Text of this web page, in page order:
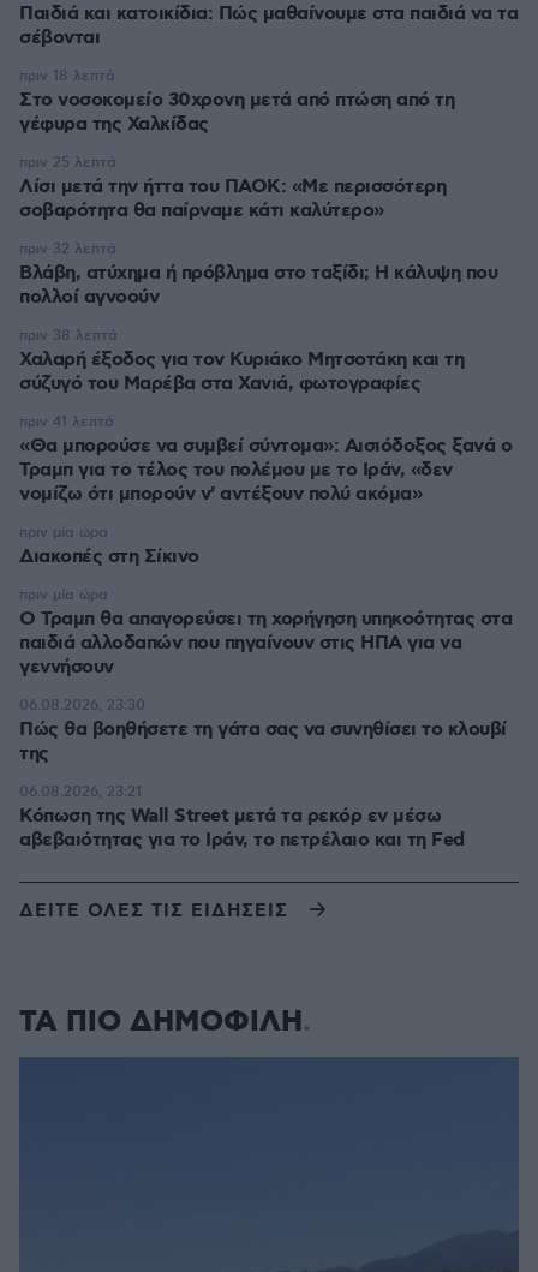
Παιδιά και κατοικίδια: Πώς μαθαίνουμε στα παιδιά να τα
σέβονται
Στο νοσοκομείο 30χρονη μετά από πτώση από τη
γέφυρα της Χαλκίδας
πριν 18 λεπτά
Λίσι μετά την ήττα του ΠΑΟΚ: «Με περισσότερη
σοβαρότητα θα παίρναμε κάτι καλύτερο»
πριν 25 λεπτά
Βλάβη, ατύχημα ή πρόβλημα στο ταξίδι; Η κάλυψη που
πολλοί αγνοούν
πριν 32 λεπτά
Χαλαρή έξοδος για τον Κυριάκο Μητσοτάκη και τη
σύζυγό του Μαρέβα στα Χανιά, φωτογραφίες
πριν 38 λεπτά
«Θα μπορούσε να συμβεί σύντομα»: Αισιόδοξος ξανά ο
Τραμπ για το τέλος του πολέμου με το Ιράν, «δεν
νομίζω ότι μπορούν ν' αντέξουν πολύ ακόμα»
πριν 41 λεπτά
Διακοπές στη Σίκινο
πριν μία ώρα
Ο Τραμπ θα απαγορεύσει τη χορήγηση υπηκοότητας στα
παιδιά αλλοδαπών που πηγαίνουν στις ΗΠΑ για να
γεννήσουν
πριν μία ώρα
Πώς θα βοηθήσετε τη γάτα σας να συνηθίσει το κλουβί
της
06.08.2026, 23:30
Κόπωση της Wall Street μετά τα ρεκόρ εν μέσω
αβεβαιότητας για το Ιράν, το πετρέλαιο και τη Fed
06.08.2026, 23:21
ΔΕΙΤΕ ΟΛΕΣ ΤΙΣ ΕΙΔΗΣΕΙΣ
ΤΑ ΠΙΟ ΔΗΜΟΦΙΛΗ